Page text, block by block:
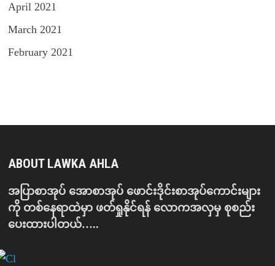
April 2021
March 2021
February 2021
ABOUT LAWKA AHLA
အပြာစာအုပ် အောစာအုပ် ဖောင်းဒိုင်းစာအုပ်ကောင်းများ
ကို တစ်နေရာထဲမှာ ဖတ်ရှုနိုင်ရန် လောကအလှမှ စုစည်း
ပေးထားပါတယ်…..